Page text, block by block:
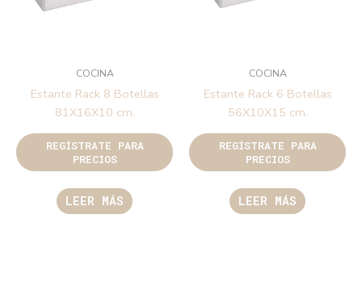
COCINA
Estante Rack 8 Botellas
81X16X10 cm.
REGÍSTRATE PARA
PRECIOS
LEER MÁS
COCINA
Estante Rack 6 Botellas
56X10X15 cm.
REGÍSTRATE PARA
PRECIOS
LEER MÁS